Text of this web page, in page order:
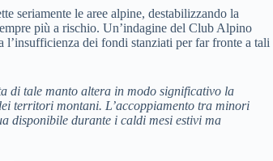
seriamente le aree alpine, destabilizzando la
più a rischio. Un’indagine del Club Alpino
dei fondi stanziati per far fronte a tali
di tale manto altera in modo significativo la
territori montani. L’accoppiamento tra minori
disponibile durante i caldi mesi estivi ma